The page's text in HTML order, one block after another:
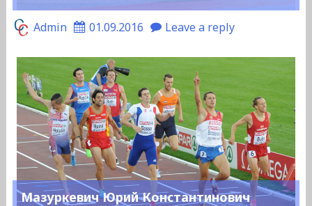
Admin 01.09.2016 Leave a reply
Мазуркевич Юрий Константинович